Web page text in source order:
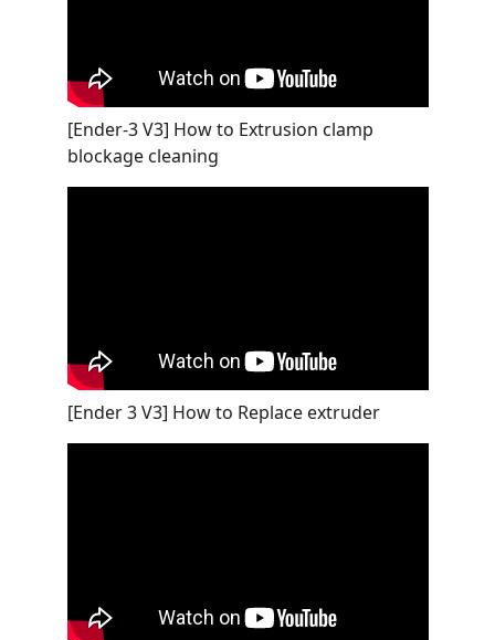
[Ender-3 V3] How to Extrusion clamp
blockage cleaning
[Ender 3 V3] How to Replace extruder